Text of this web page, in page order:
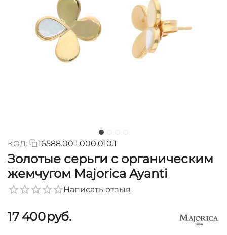
КОД: 16588.00.1.000.010.1
Золотые серьги с органическим
жемчугом Majorica Ayanti
Написать отзыв
17 400руб.